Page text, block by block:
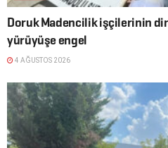
Doruk Madencilik işçilerinin
yürüyüşe engel
4 AĞUSTOS 2026